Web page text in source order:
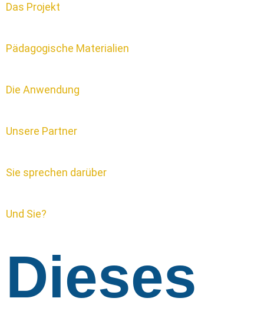
Das Projekt
Pädagogische Materialien
Die Anwendung
Unsere Partner
Sie sprechen darüber
Und Sie?
Dieses